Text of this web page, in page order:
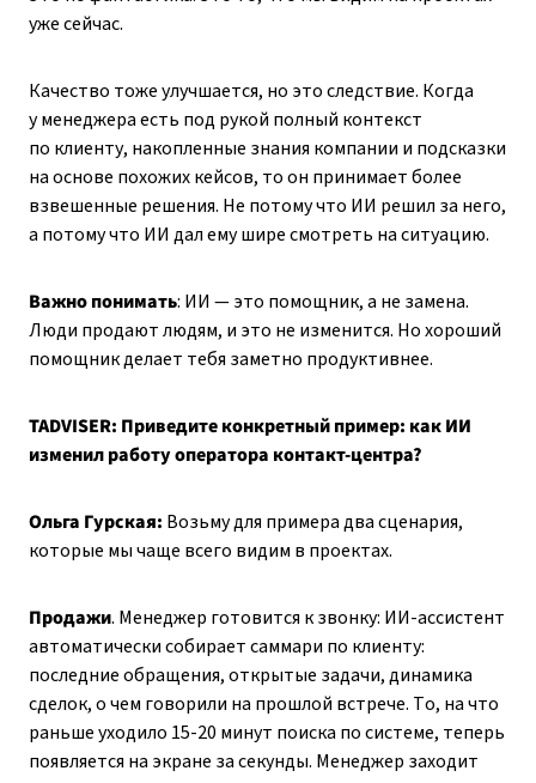
уже сейчас.
Качество тоже улучшается, но это следствие. Когда
у менеджера есть под рукой полный контекст
по клиенту, накопленные знания компании и подсказки
на основе похожих кейсов, то он принимает более
взвешенные решения. Не потому что ИИ решил за него,
а потому что ИИ дал ему шире смотреть на ситуацию.
Важно понимать: ИИ — это помощник, а не замена.
Люди продают людям, и это не изменится. Но хороший
помощник делает тебя заметно продуктивнее.
TADVISER: Приведите конкретный пример: как ИИ
изменил работу оператора контакт-центра?
Ольга Гурская: Возьму для примера два сценария,
которые мы чаще всего видим в проектах.
Продажи. Менеджер готовится к звонку: ИИ-ассистент
автоматически собирает саммари по клиенту:
последние обращения, открытые задачи, динамика
сделок, о чем говорили на прошлой встрече. То, на что
раньше уходило 15-20 минут поиска по системе, теперь
появляется на экране за секунды. Менеджер заходит